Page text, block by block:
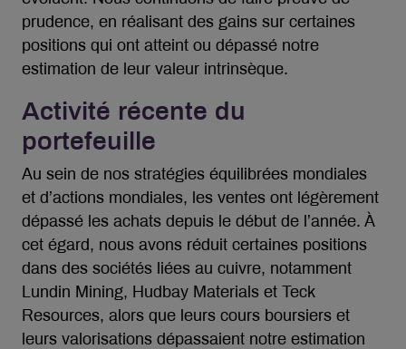
prudence, en réalisant des gains sur certaines
positions qui ont atteint ou dépassé notre
estimation de leur valeur intrinsèque.
Activité récente du
portefeuille
Au sein de nos stratégies équilibrées mondiales
et d’actions mondiales, les ventes ont légèrement
dépassé les achats depuis le début de l’année. À
cet égard, nous avons réduit certaines positions
dans des sociétés liées au cuivre, notamment
Lundin Mining, Hudbay Materials et Teck
Resources, alors que leurs cours boursiers et
leurs valorisations dépassaient notre estimation